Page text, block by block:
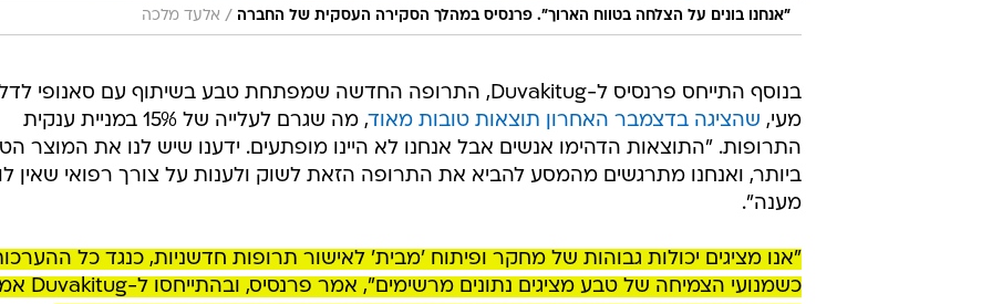
"אנחנו בונים על הצלחה בטווח הארוך". פרנסיס במהלך הסקירה העסקית של החברה / אלעד מלכה